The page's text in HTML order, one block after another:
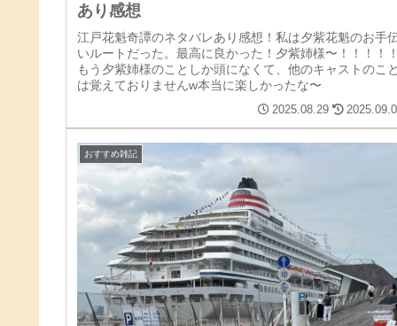
あり感想
江戸花魁奇譚のネタバレあり感想！私は夕紫花魁のお手
いルートだった。最高に良かった！夕紫姉様〜！！！！
もう夕紫姉様のことしか頭になくて、他のキャストのこ
は覚えておりませんw本当に楽しかったな〜
2025.08.29
おすすめ雑記